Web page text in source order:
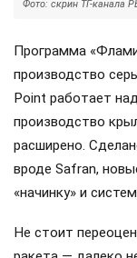
Фото: скрин ТГ-канала
Программа
производство
Point работает
производство
расширено.
вроде Safran,
«начинку» и
Не стоит